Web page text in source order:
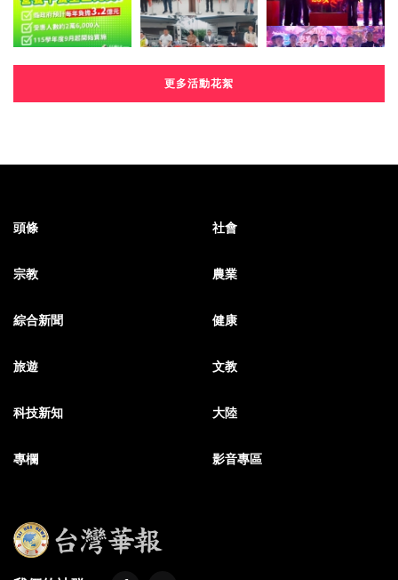
更多活動花絮
頭條 社會
宗教 農業
綜合新聞 健康
旅遊 文教
科技新知 大陸
專欄 影音專區